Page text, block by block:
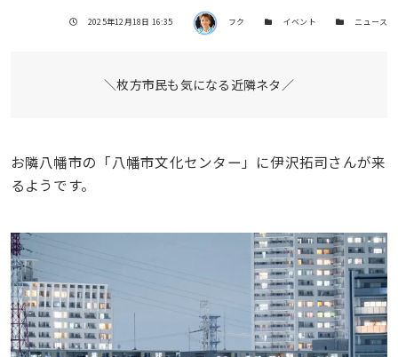
投稿日
2025年12月18日 16:35 著者 フク カテゴリー
イベント カテゴリー
ニュース
＼枚方市民も気になる近隣ネタ／
お隣八幡市の「八幡市文化センター」に伊沢拓司さんが来
るようです。